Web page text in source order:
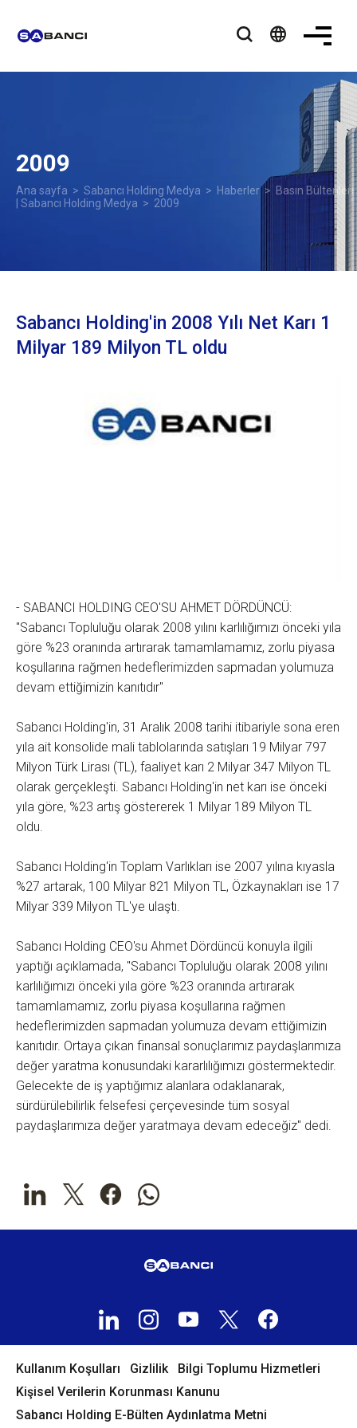
language
2009
Ana sayfa > Sabancı Holding Medya > Haberler> Basın Bültenleri
| Sabancı Holding Medya > 2009
Sabancı Holding'in 2008 Yılı Net Karı 1
Milyar 189 Milyon TL oldu
- SABANCI HOLDING CEO'SU AHMET DÖRDÜNCÜ:
"Sabancı Topluluğu olarak 2008 yılını karlılığımızı önceki yıla
göre %23 oranında artırarak tamamlamamız, zorlu piyasa
koşullarına rağmen hedeflerimizden sapmadan yolumuza
devam ettiğimizin kanıtıdır"
Sabancı Holding'in, 31 Aralık 2008 tarihi itibariyle sona eren
yıla ait konsolide mali tablolarında satışları 19 Milyar 797
Milyon Türk Lirası (TL), faaliyet karı 2 Milyar 347 Milyon TL
olarak gerçekleşti. Sabancı Holding'in net karı ise önceki
yıla göre, %23 artış göstererek 1 Milyar 189 Milyon TL
oldu.
Sabancı Holding'in Toplam Varlıkları ise 2007 yılına kıyasla
%27 artarak, 100 Milyar 821 Milyon TL, Özkaynakları ise 17
Milyar 339 Milyon TL'ye ulaştı.
Sabancı Holding CEO'su Ahmet Dördüncü konuyla ilgili
yaptığı açıklamada, "Sabancı Topluluğu olarak 2008 yılını
karlılığımızı önceki yıla göre %23 oranında artırarak
tamamlamamız, zorlu piyasa koşullarına rağmen
hedeflerimizden sapmadan yolumuza devam ettiğimizin
kanıtıdır. Ortaya çıkan finansal sonuçlarımız paydaşlarımıza
değer yaratma konusundaki kararlılığımızı göstermektedir.
Gelecekte de iş yaptığımız alanlara odaklanarak,
sürdürülebilirlik felsefesi çerçevesinde tüm sosyal
paydaşlarımıza değer yaratmaya devam edeceğiz" dedi.
Kullanım Koşulları Gizlilik
Bilgi Toplumu Hizmetleri
Kişisel Verilerin Korunması Kanunu
Sabancı Holding E-Bülten Aydınlatma Metni